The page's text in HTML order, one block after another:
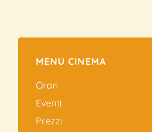
MENU CINEMA
Orari
Eventi
Prezzi